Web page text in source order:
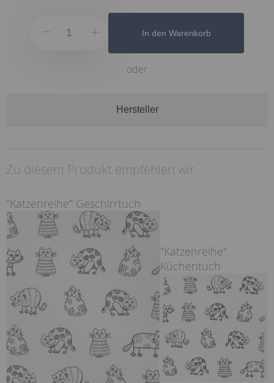
In den Warenkorb
oder
Hersteller
Zu diesem Produkt empfehlen wir
"Katzenreihe" Geschirrtuch
"Katzenreihe"
Küchentuch